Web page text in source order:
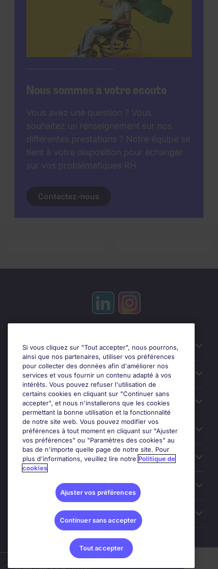
Nous sommes à votre écoute
Vous avez une question ? Vous
souhaitez un renseignement sur nos
différentes prestations ? Notre équipe se
tient à votre disposition pour échanger
sur vos problématiques RH.
Contactez-nous
Candidats
Entreprises
Contact
Les avis Google
Nos offres d'emploi
Sites du Groupe
Si vous cliquez sur "Tout accepter", nous pourrons,
ainsi que nos partenaires, utiliser vos préférences
pour collecter des données afin d'améliorer nos
services et vous fournir un contenu adapté à vos
intérêts. Vous pouvez refuser l'utilisation de
certains cookies en cliquant sur "Continuer sans
accepter", et nous n'installerons que les cookies
permettant la bonne utilisation et la fonctionnalité
de notre site web. Vous pouvez modifier vos
préférences à tout moment en cliquant sur "Ajuster
vos préférences" ou "Paramètres des cookies" au
bas de n'importe quelle page de notre site. Pour
plus d'informations, veuillez lire notre Politique de
cookies
Ajuster vos préférences
Continuer sans accepter
Tout accepter